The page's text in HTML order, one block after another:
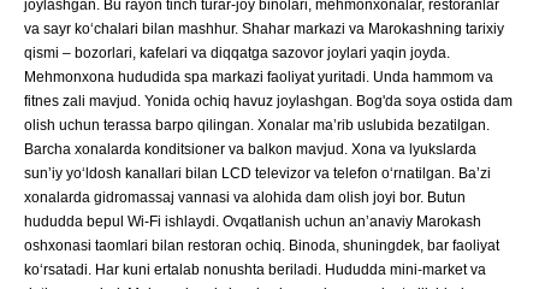
joylashgan. Bu rayon tinch turar-joy binolari, mehmonxonalar, restoranlar
va sayr ko‘chalari bilan mashhur. Shahar markazi va Marokashning tarixiy
qismi – bozorlari, kafelari va diqqatga sazovor joylari yaqin joyda.
Mehmonxona hududida spa markazi faoliyat yuritadi. Unda hammom va
fitnes zali mavjud. Yonida ochiq havuz joylashgan. Bog'da soya ostida dam
olish uchun terassa barpo qilingan. Xonalar maʼrib uslubida bezatilgan.
Barcha xonalarda konditsioner va balkon mavjud. Xona va lyukslarda
sunʼiy yo‘ldosh kanallari bilan LCD televizor va telefon o‘rnatilgan. Baʼzi
xonalarda gidromassaj vannasi va alohida dam olish joyi bor. Butun
hududda bepul Wi-Fi ishlaydi. Ovqatlanish uchun anʼanaviy Marokash
oshxonasi taomlari bilan restoran ochiq. Binoda, shuningdek, bar faoliyat
ko‘rsatadi. Har kuni ertalab nonushta beriladi. Hududda mini-market va